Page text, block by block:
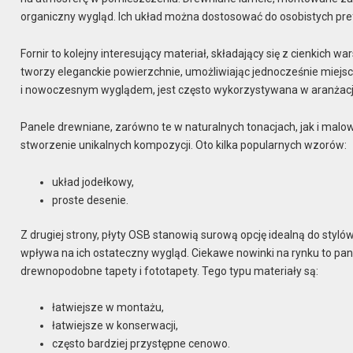
organiczny wygląd. Ich układ można dostosować do osobistych
Fornir to kolejny interesujący materiał, składający się z cienkich
tworzy eleganckie powierzchnie, umożliwiając jednocześnie
i nowoczesnym wyglądem, jest często wykorzystywana w
Panele drewniane, zarówno te w naturalnych tonacjach, jak i
stworzenie unikalnych kompozycji. Oto kilka popularnych wzorów:
układ jodełkowy,
proste desenie.
Z drugiej strony, płyty OSB stanowią surową opcję idealną do
wpływa na ich ostateczny wygląd. Ciekawe nowinki na rynku to
drewnopodobne tapety i fototapety. Tego typu materiały są:
łatwiejsze w montażu,
łatwiejsze w konserwacji,
często bardziej przystępne cenowo.